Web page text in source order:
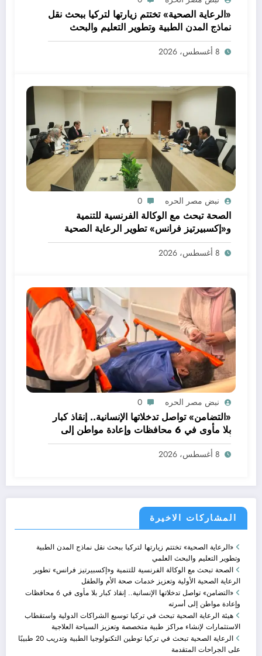
المشاركات الاخيرة
«الرعاية الصحية» تختتم زيارتها لتركيا ببحث نقل نماذج المدن الطبية
وتطوير التعليم والبحث العلمي
الصحة تبحث مع الوكالة الفرنسية للتنمية و«إكسبيرتيز فرانس» تطوير
الرعاية الصحية الأولية وتعزيز خدمات صحة الأم والطفل
«التضامن» تواصل تدخلاتها الإنسانية.. إنقاذ كبار بلا مأوى في 6 محافظات
وإعادة مواطن إلى أسرته
هيئة الرعاية الصحية تبحث في تركيا توسيع الشراكات الدولية واستقطاب
الاستثمارات لإنشاء مراكز طبية متخصصة وتعزيز السياحة العلاجية
الرعاية الصحية تبحث في تركيا توطين التكنولوجيا الطبية وتدريب 20 طبيبًا
على الجراحات المتقدمة
«الرعاية الصحية» تختتم زيارتها لتركيا ببحث نقل
نماذج المدن الطبية وتطوير التعليم والبحث
العلمي
8 أغسطس، 2026
نبض مصر الحره 0
الصحة تبحث مع الوكالة الفرنسية للتنمية
و«إكسبيرتيز فرانس» تطوير الرعاية الصحية
الأولية وتعزيز خدمات صحة الأم والطفل
8 أغسطس، 2026
نبض مصر الحره 0
«التضامن» تواصل تدخلاتها الإنسانية.. إنقاذ كبار
بلا مأوى في 6 محافظات وإعادة مواطن إلى
أسرته
8 أغسطس، 2026